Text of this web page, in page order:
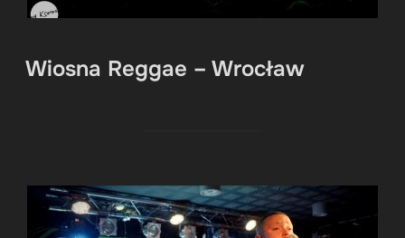
Wiosna Reggae – Wrocław